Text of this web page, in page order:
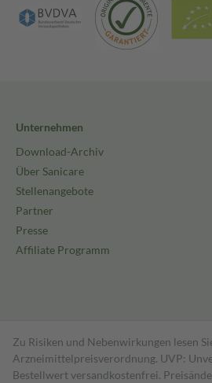
Unternehmen
Download-Archiv
Über Sanicare
Stellenangebote
Partner
Presse
Affiliate Programm
Zu Risiken und Nebenwirkungen lesen
Arzneimittelpreisverordnung. UVP:
Bestell­wert versand­kosten­frei.